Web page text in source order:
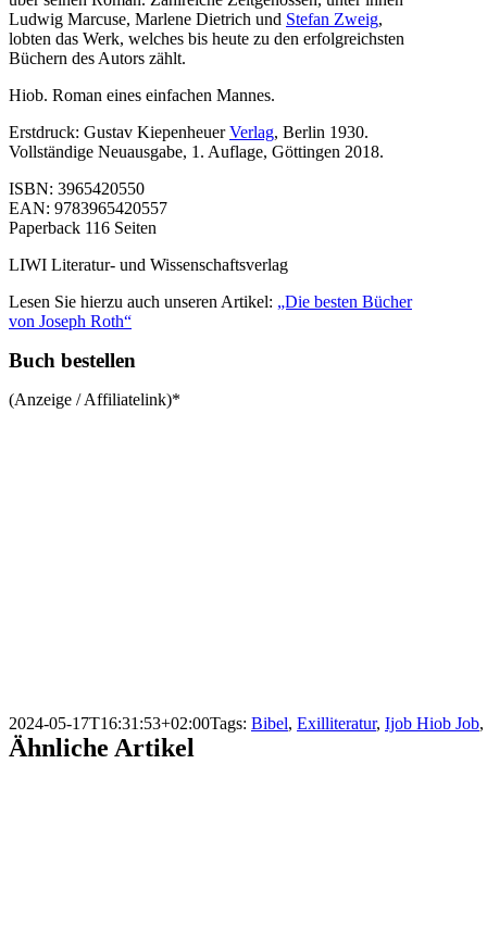
Ludwig Marcuse, Marlene Dietrich und Stefan Zweig,
lobten das Werk, welches bis heute zu den erfolgreichsten
Büchern des Autors zählt.
Hiob. Roman eines einfachen Mannes.
Erstdruck: Gustav KiepenheuerVerlag, Berlin 1930.
Vollständige Neuausgabe, 1. Auflage, Göttingen 2018.
ISBN: 3965420550
EAN: 9783965420557
Paperback 116 Seiten
LIWI Literatur- und Wissenschaftsverlag
Lesen Sie hierzu auch unseren Artikel: „Die besten Bücher
von Joseph Roth“
Buch bestellen
(Anzeige / Affiliatelink)*
2024-05-17T16:31:53+02:00Tags: Bibel, Exilliteratur, Ijob Hiob Job,
Ähnliche Artikel